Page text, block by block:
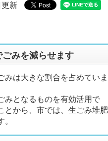
新
みを減らせます
は大きな割合を占めていま
となるものを有効活用で
とから、市では、生ごみ堆肥